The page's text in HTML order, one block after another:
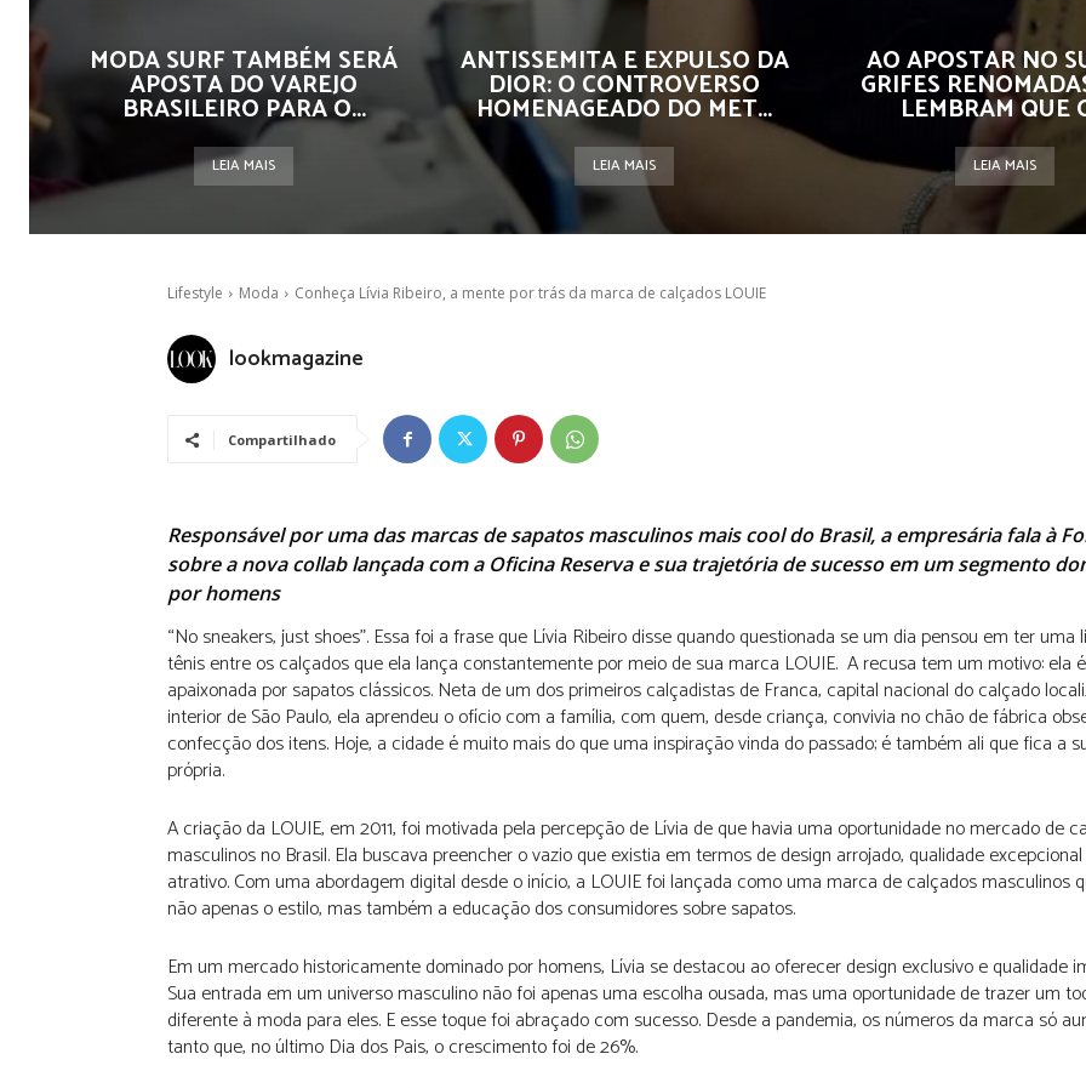
MODA SURF TAMBÉM SERÁ
APOSTA DO VAREJO
BRASILEIRO PARA O...
LEIA MAIS
ANTISSEMITA E EXPULSO DA
DIOR: O CONTROVERSO
HOMENAGEADO DO MET...
LEIA MAIS
AO APOSTAR NO
GRIFES
LEMBRAM QUE
LEIA MAIS
Lifestyle Moda Conheça Lívia Ribeiro, a mente por trás da marca de calçados LOUIE
lookmagazine
Compartilhado
Responsável por uma das marcas de sapatos masculinos mais cool do Brasil, a empresária fala à
sobre a nova collab lançada com a Oficina Reserva e sua trajetória de sucesso em um segmento
por homens
“No sneakers, just shoes”. Essa foi a frase que Lívia Ribeiro disse quando questionada se um dia pensou em ter uma
tênis entre os calçados que ela lança constantemente por meio de sua marca LOUIE. A recusa tem um motivo: ela é
apaixonada por sapatos clássicos. Neta de um dos primeiros calçadistas de Franca, capital nacional do calçado
interior de São Paulo, ela aprendeu o ofício com a família, com quem, desde criança, convivia no chão de fábrica
confecção dos itens. Hoje, a cidade é muito mais do que uma inspiração vinda do passado; é também ali que fica a
própria.
A criação da LOUIE, em 2011, foi motivada pela percepção de Lívia de que havia uma oportunidade no mercado de
masculinos no Brasil. Ela buscava preencher o vazio que existia em termos de design arrojado, qualidade
atrativo. Com uma abordagem digital desde o início, a LOUIE foi lançada como uma marca de calçados masculinos
não apenas o estilo, mas também a educação dos consumidores sobre sapatos.
Em um mercado historicamente dominado por homens, Lívia se destacou ao oferecer design exclusivo e qualidade
Sua entrada em um universo masculino não foi apenas uma escolha ousada, mas uma oportunidade de trazer um
diferente à moda para eles. E esse toque foi abraçado com sucesso. Desde a pandemia, os números da marca só
tanto que, no último Dia dos Pais, o crescimento foi de 26%.